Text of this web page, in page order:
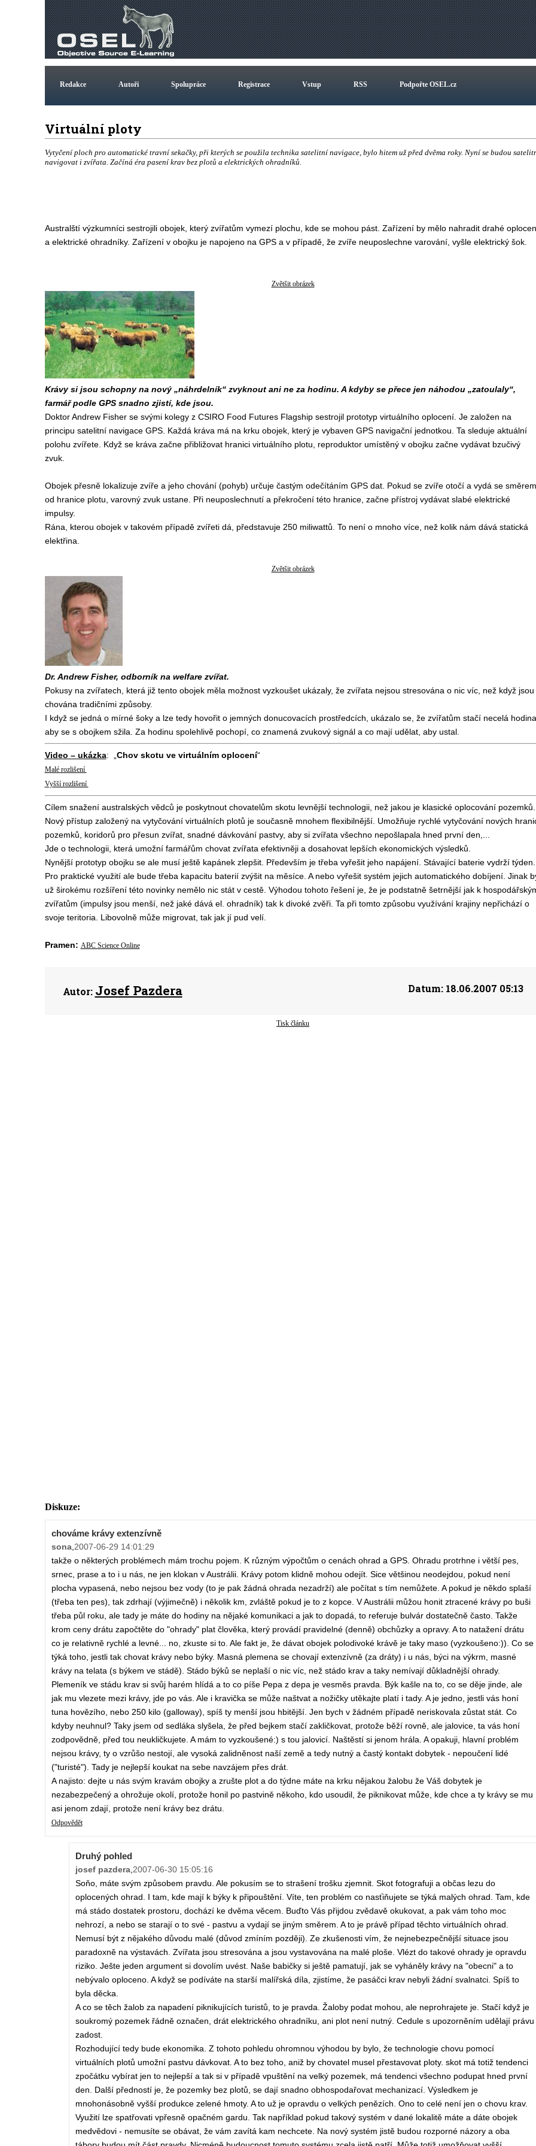
Redakce Autoři Spolupráce Registrace Vstup RSS Podpořte OSEL.cz
Virtuální ploty
Vytyčení ploch pro automatické travní sekačky, při kterých se použila technika satelitní navigace, bylo hitem už před dvěma roky. Nyní se budou
navigovat i zvířata. Začíná éra pasení krav bez plotů a elektrických ohradníků.
Australští výzkumníci sestrojili obojek, který zvířatům vymezí plochu, kde se mohou pást. Zařízení by mělo nahradit drahé
a elektrické ohradníky. Zařízení v obojku je napojeno na GPS a v případě, že zvíře neuposlechne varování, vyšle elektrický šok.
Zvětšit obrázek
Krávy si jsou schopny na nový „náhrdelník“ zvyknout ani ne za hodinu. A kdyby se přece jen náhodou „zatoulaly“,
farmář podle GPS snadno zjistí, kde jsou.
Doktor Andrew Fisher se svými kolegy z CSIRO Food Futures Flagship sestrojil prototyp virtuálního oplocení. Je založen na
principu satelitní navigace GPS. Každá kráva má na krku obojek, který je vybaven GPS navigační jednotkou. Ta sleduje aktuální
polohu zvířete. Když se kráva začne přibližovat hranici virtuálního plotu, reproduktor umístěný v obojku začne vydávat bzučivý
zvuk.
Obojek přesně lokalizuje zvíře a jeho chování (pohyb) určuje častým odečítáním GPS dat. Pokud se zvíře otočí a vydá se směrem
od hranice plotu, varovný zvuk ustane. Při neuposlechnutí a překročení této hranice, začne přístroj vydávat slabé elektrické
impulsy.
Rána, kterou obojek v takovém případě zvířeti dá, představuje 250 miliwattů. To není o mnoho více, než kolik nám dává statická
elektřina.
Zvětšit obrázek
Dr. Andrew Fisher, odborník na welfare zvířat.
Pokusy na zvířatech, která již tento obojek měla možnost vyzkoušet ukázaly, že zvířata nejsou stresována o nic víc, než když jsou
chována tradičními způsoby.
I když se jedná o mírné šoky a lze tedy hovořit o jemných donucovacích prostředcích, ukázalo se, že zvířatům stačí necelá
aby se s obojkem sžila. Za hodinu spolehlivě pochopí, co znamená zvukový signál a co mají udělat, aby ustal.
Video – ukázka: „ Chov skotu ve virtuálním oplocení“
Malé rozlišení
Vyšší rozlišení
Cílem snažení australských vědců je poskytnout chovatelům skotu levnější technologii, než jakou je klasické oplocování pozemků.
Nový přístup založený na vytyčování virtuálních plotů je současně mnohem flexibilnější. Umožňuje rychlé vytyčování nových
pozemků, koridorů pro přesun zvířat, snadné dávkování pastvy, aby si zvířata všechno nepošlapala hned první den,...
Jde o technologii, která umožní farmářům chovat zvířata efektivněji a dosahovat lepších ekonomických výsledků.
Nynější prototyp obojku se ale musí ještě kapánek zlepšit. Především je třeba vyřešit jeho napájení. Stávající baterie vydrží týden.
Pro praktické využití ale bude třeba kapacitu baterií zvýšit na měsíce. A nebo vyřešit systém jejich automatického dobíjení. Jinak
už širokému rozšíření této novinky nemělo nic stát v cestě. Výhodou tohoto řešení je, že je podstatně šetrnější jak k
zvířatům (impulsy jsou menší, než jaké dává el. ohradník) tak k divoké zvěři. Ta při tomto způsobu využívání krajiny nepřichází o
svoje teritoria. Libovolně může migrovat, tak jak jí pud velí.
Pramen: ABC Science Online
Autor: Josef Pazdera Datum:18.06.2007 05:13
Tisk článku
Diskuze:
chováme krávy extenzívně
sona,2007-06-29 14:01:29
takže o některých problémech mám trochu pojem. K různým výpočtům o cenách ohrad a GPS. Ohradu protrhne i větší pes,
srnec, prase a to i u nás, ne jen klokan v Austrálii. Krávy potom klidně mohou odejít. Sice většinou neodejdou, pokud není
plocha vypasená, nebo nejsou bez vody (to je pak žádná ohrada nezadrží) ale počítat s tím nemůžete. A pokud je někdo splaší
(třeba ten pes), tak zdrhají (výjimečně) i několik km, zvláště pokud je to z kopce. V Austrálii můžou honit ztracené krávy po buši
třeba půl roku, ale tady je máte do hodiny na nějaké komunikaci a jak to dopadá, to referuje bulvár dostatečně často. Takže
krom ceny drátu započtěte do "ohrady" plat člověka, který provádí pravidelné (denně) obchůzky a opravy. A to natažení drátu
co je relativně rychlé a levné... no, zkuste si to. Ale fakt je, že dávat obojek polodivoké krávě je taky maso (vyzkoušeno:)). Co se
týká toho, jestli tak chovat krávy nebo býky. Masná plemena se chovají extenzívně (za dráty) i u nás, býci na výkrm, masné
krávy na telata (s býkem ve stádě). Stádo býků se neplaší o nic víc, než stádo krav a taky nemívají důkladnější ohrady.
Plemeník ve stádu krav si svůj harém hlídá a to co píše Pepa z depa je vesměs pravda. Býk kašle na to, co se děje jinde, ale
jak mu vlezete mezi krávy, jde po vás. Ale i kravička se může naštvat a nožičky utěkajte platí i tady. A je jedno, jestli vás honí
tuna hovězího, nebo 250 kilo (galloway), spíš ty menší jsou hbitější. Jen bych v žádném případě neriskovala zůstat stát. Co
kdyby neuhnul? Taky jsem od sedláka slyšela, že před bejkem stačí zakličkovat, protože běží rovně, ale jalovice, ta vás honí
zodpovědně, před tou neukličkujete. A mám to vyzkoušené:) s tou jalovicí. Naštěstí si jenom hrála. A opakuji, hlavní problém
nejsou krávy, ty o vzrůšo nestojí, ale vysoká zalidněnost naší země a tedy nutný a častý kontakt dobytek - nepoučení lidé
("turisté"). Tady je nejlepší koukat na sebe navzájem přes drát.
A najisto: dejte u nás svým kravám obojky a zrušte plot a do týdne máte na krku nějakou žalobu že Váš dobytek je
nezabezpečený a ohrožuje okolí, protože honil po pastvině někoho, kdo usoudil, že piknikovat může, kde chce a ty krávy se mu
asi jenom zdají, protože není krávy bez drátu.
Odpovědět
Druhý pohled
josef pazdera,2007-06-30 15:05:16
Soňo, máte svým způsobem pravdu. Ale pokusím se to strašení trošku zjemnit. Skot fotografuji a občas lezu do
oplocených ohrad. I tam, kde mají k býky k připouštění. Víte, ten problém co nasťiňujete se týká malých ohrad. Tam, kde
má stádo dostatek prostoru, dochází ke dvěma věcem. Buďto Vás přijdou zvědavě okukovat, a pak vám toho moc
nehrozí, a nebo se starají o to své - pastvu a vydají se jiným směrem. A to je právě případ těchto virtuálních ohrad.
Nemusí být z nějakého důvodu malé (důvod zmíním později). Ze zkušenosti vím, že nejnebezpečnější situace jsou
paradoxně na výstavách. Zvířata jsou stresována a jsou vystavována na malé ploše. Vlézt do takové ohrady je opravdu
riziko. Ješte jeden argument si dovolím uvést. Naše babičky si ještě pamatují, jak se vyháněly krávy na "obecni" a to
nebývalo oploceno. A když se podíváte na starší malířská díla, zjistíme, že pasáčci krav nebyli žádní svalnatci. Spíš to
byla děcka.
A co se těch žalob za napadení piknikujících turistů, to je pravda. Žaloby podat mohou, ale neprohrajete je. Stačí když je
soukromý pozemek řádně označen, drát elektrického ohradníku, ani plot není nutný. Cedule s upozorněním udělají právu
zadost.
Rozhodující tedy bude ekonomika. Z tohoto pohledu ohromnou výhodou by bylo, že technologie chovu pomocí
virtuálních plotů umožní pastvu dávkovat. A to bez toho, aniž by chovatel musel přestavovat ploty. skot má totiž tendenci
zpočátku vybírat jen to nejlepší a tak si v případě vpuštění na velký pozemek, má tendenci všechno podupat hned první
den. Další předností je, že pozemky bez plotů, se dají snadno obhospodařovat mechanizací. Výsledkem je
mnohonásobně vyšší produkce zelené hmoty. A to už je opravdu o velkých penězích. Ono to celé není jen o chovu krav.
Využití lze spatřovati vpřesně opačném gardu. Tak například pokud takový systém v dané lokalitě máte a dáte obojek
medvědovi - nemusíte se obávat, že vám zavítá kam nechcete. Na nový systém jistě budou rozporné názory a oba